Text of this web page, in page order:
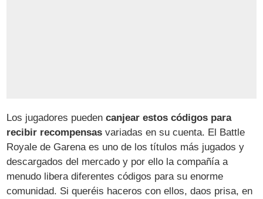
Los jugadores puedencanjear estos códigos para
recibir recompensas variadas en su cuenta. El Battle
Royale de Garena es uno de los títulos más jugados y
descargados del mercado y por ello la compañía a
menudo libera diferentes códigos para su enorme
comunidad. Si queréis haceros con ellos, daos prisa, en